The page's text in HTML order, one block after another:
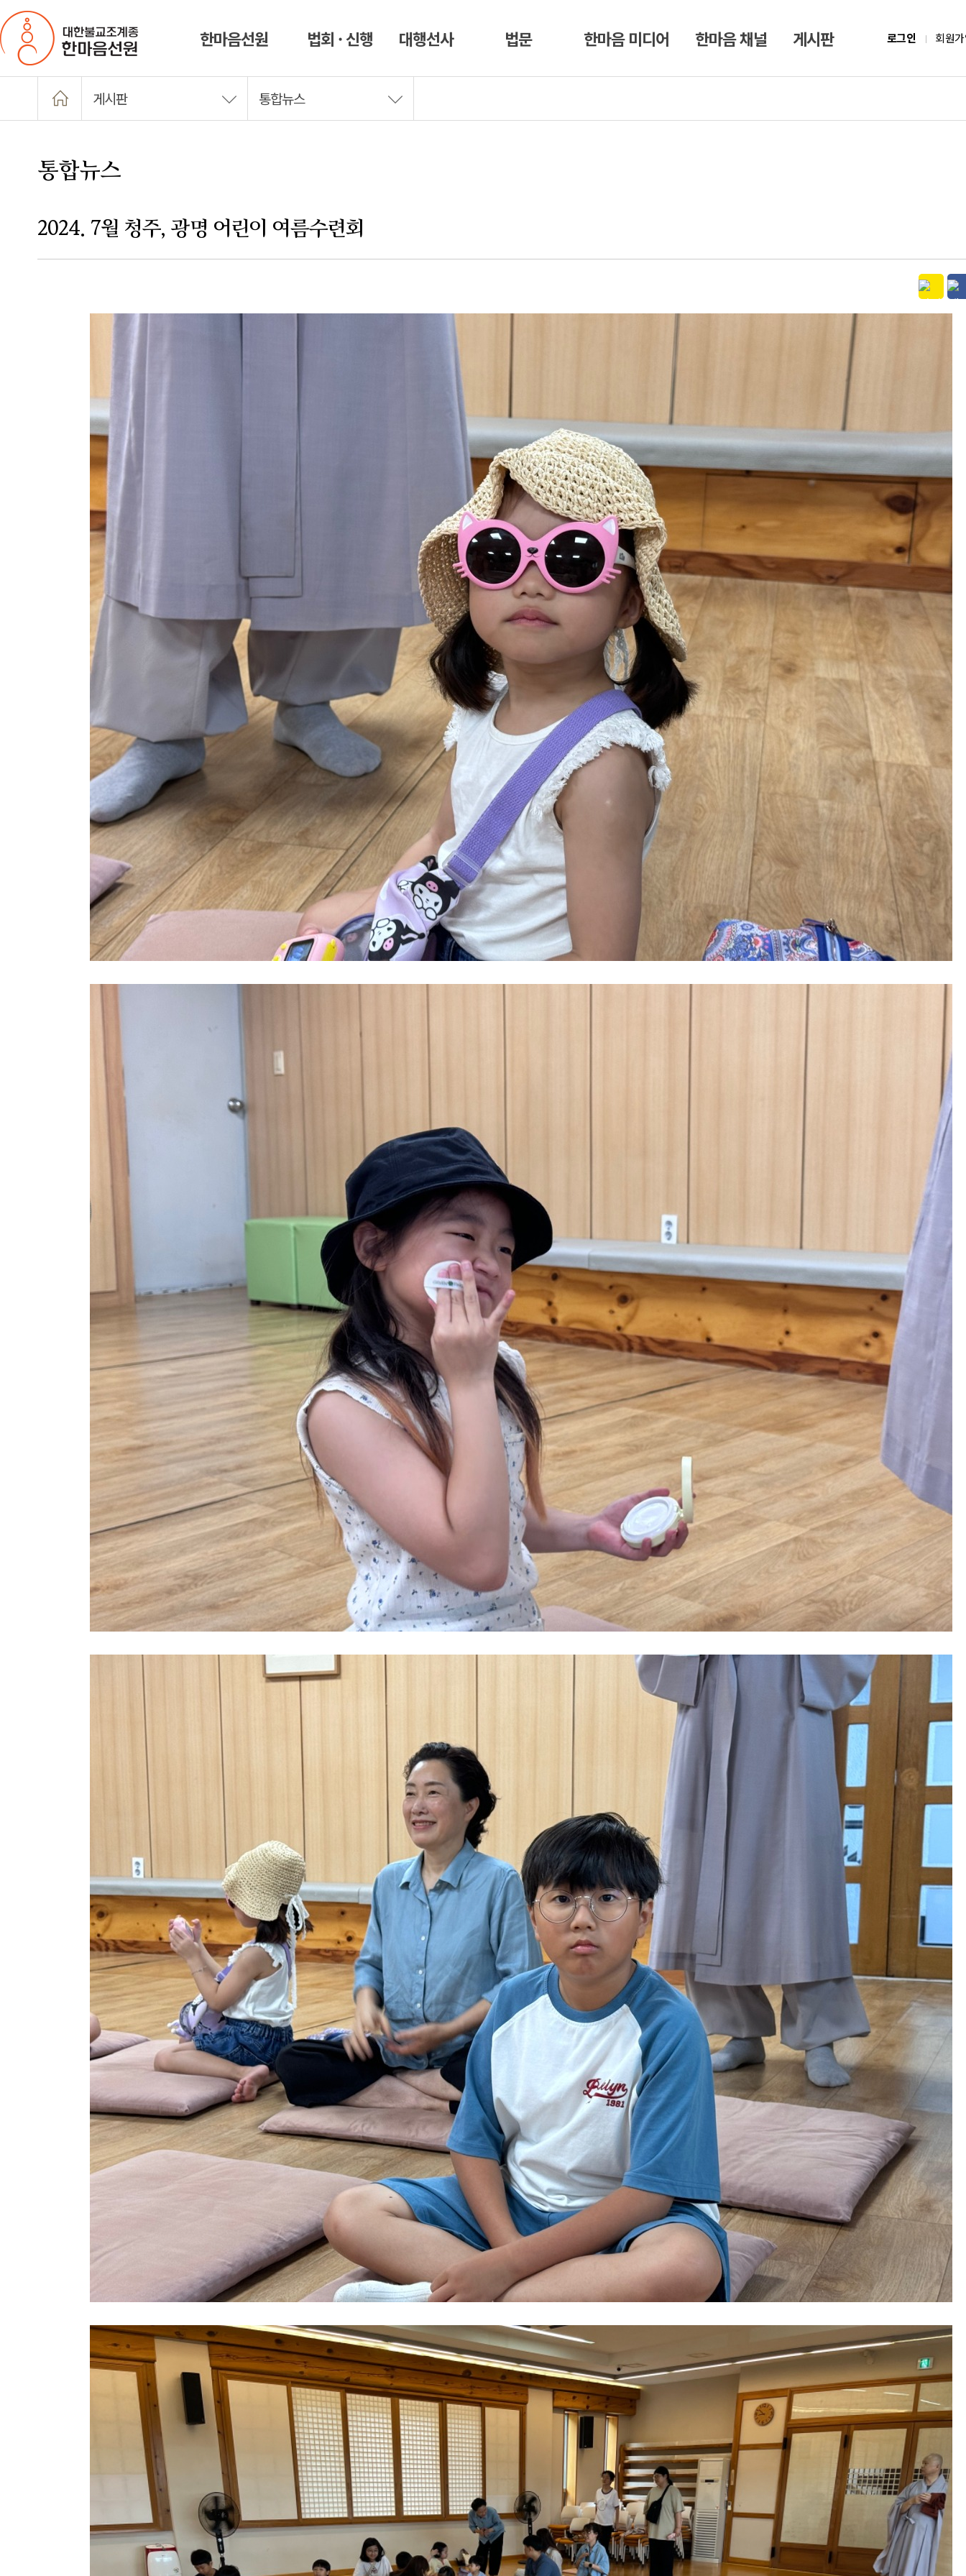
한마음선원 법회 · 신행 대행선사 법문 한마음 미디어 한마음 채널 게시판 로그인 회원
게시판 통합뉴스
통합뉴스
2024. 7월 청주, 광명 어린이 여름수련회